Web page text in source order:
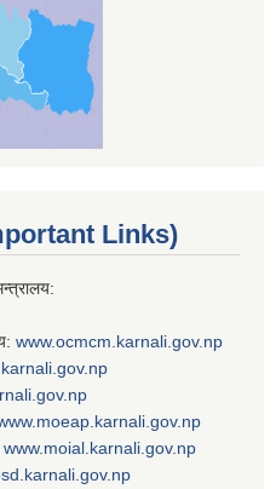
Links)
www.ocmcm.karnali.gov.np
moeap.karnali.gov.np
www. moial.karnali.gov.np